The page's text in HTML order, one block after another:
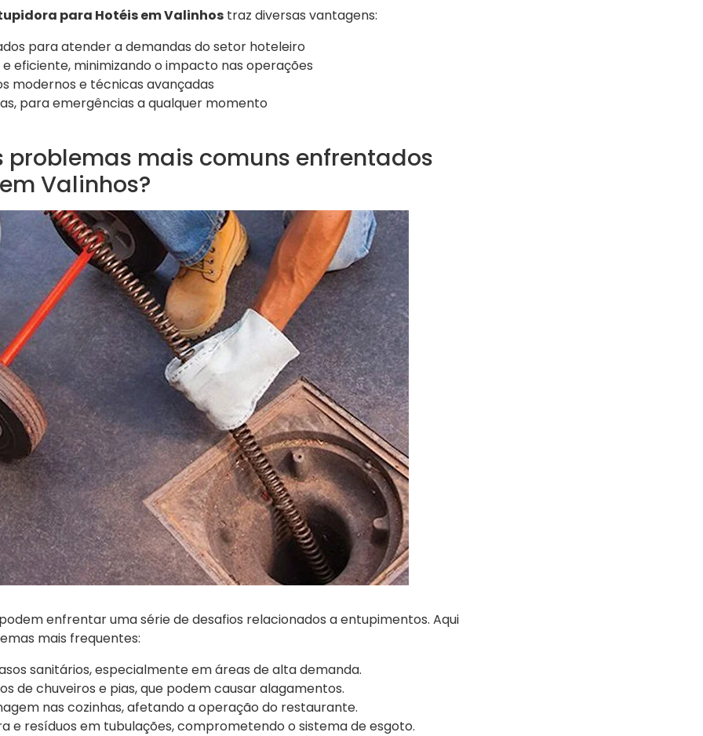
para Hotéis em Valinhostraz diversas vantagens:
para atender a demandas do setor hoteleiro
eficiente, minimizando o impacto nas operações
modernos e técnicas avançadas
para emergências a qualquer momento
problemas mais comuns enfrentados
Valinhos?
enfrentar uma série de desafios relacionados a entupimentos. Aqui
mais frequentes:
sanitários, especialmente em áreas de alta demanda.
de chuveiros e pias, que podem causar alagamentos.
nas cozinhas, afetando a operação do restaurante.
e resíduos em tubulações, comprometendo o sistema de esgoto.